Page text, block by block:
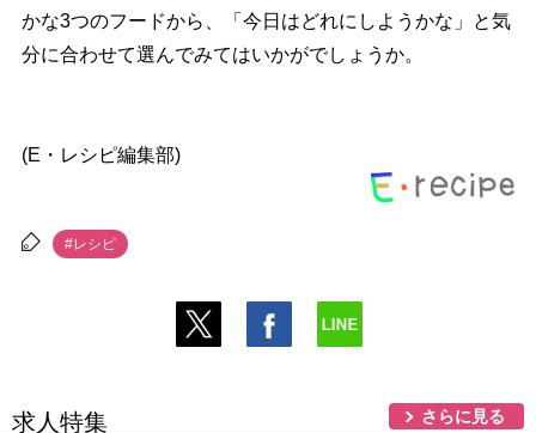
かな3つのフードから、「今日はどれにしようかな」と気
分に合わせて選んでみてはいかがでしょうか。
(E・レシピ編集部)
#レシピ
求人特集 さらに見る